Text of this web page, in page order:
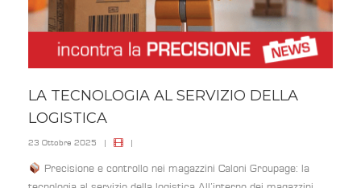
LA TECNOLOGIA AL SERVIZIO DELLA
LOGISTICA
23 Ottobre 2025 | |
Precisione e controllo nei magazzini Caloni Groupage: la